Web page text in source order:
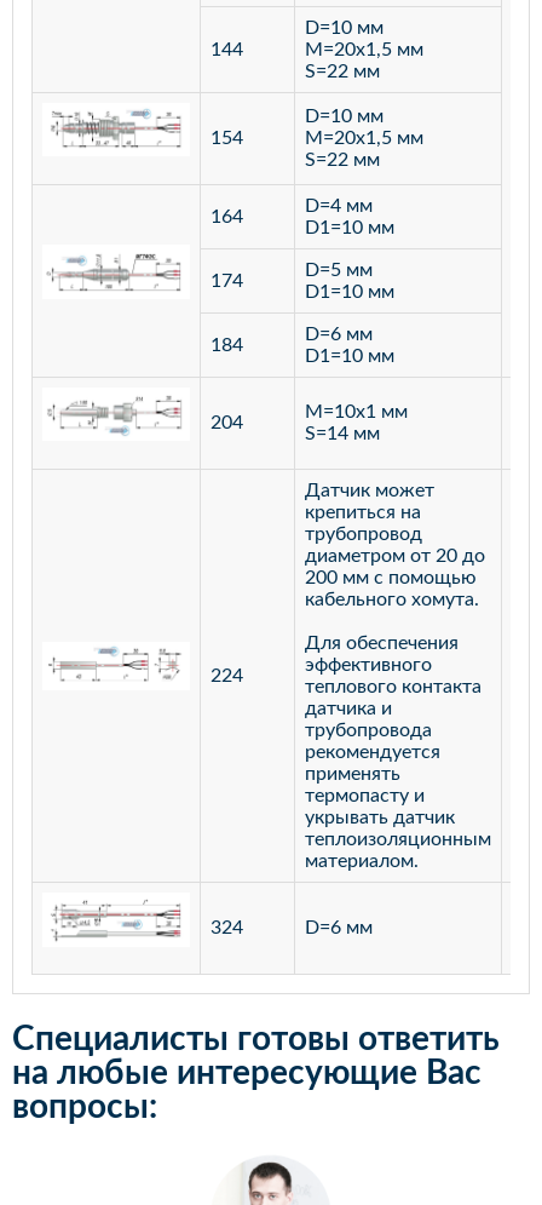
144
D=10 мм
M=20х1,5 мм
S=22 мм
154
D=10 мм
M=20х1,5 мм
S=22 мм
164
D=4 мм
D1=10 мм
174
D=5 мм
D1=10 мм
184
D=6 мм
D1=10 мм
204
M=10х1 мм
S=14 мм
224
Датчик может
крепиться на
трубопровод
диаметром от 20 до
200 мм с помощью
кабельного хомута.
Для обеспечения
эффективного
теплового контакта
датчика и
трубопровода
рекомендуется
применять
термопасту и
укрывать датчик
теплоизоляционным
материалом.
324 D=6 мм
Специалисты готовы ответить
на любые интересующие Вас
вопросы: